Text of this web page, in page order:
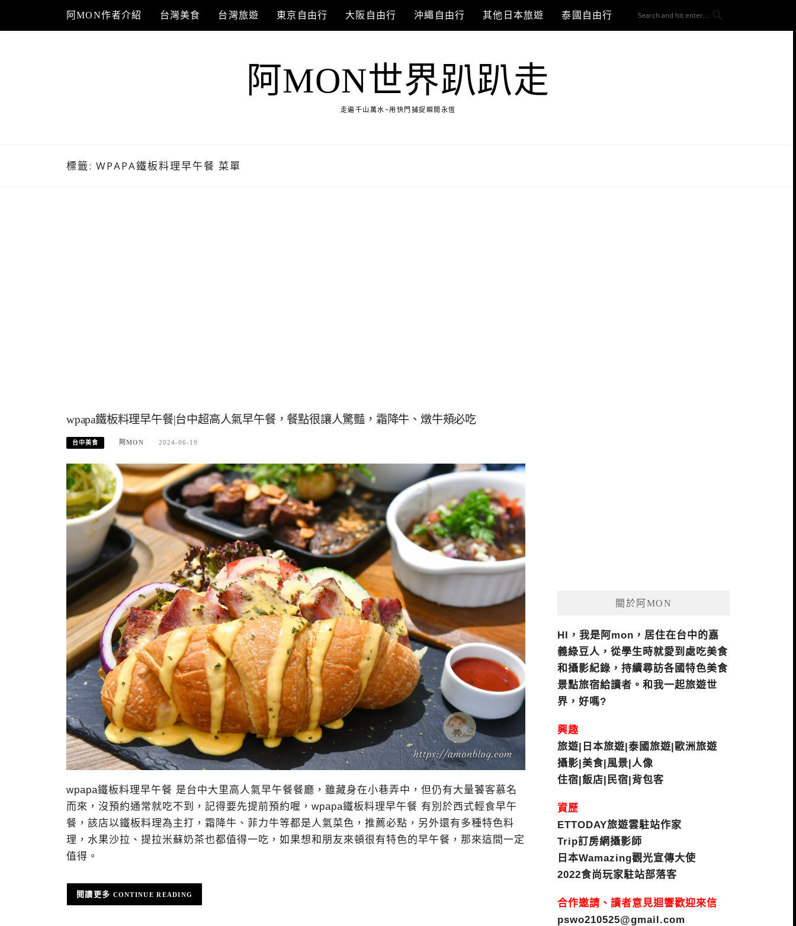
content
阿MON作者介紹 台灣美食 台灣旅遊 東京自由行 大阪自由行 沖繩自由行 其他日本旅遊 泰國自由行
阿MON世界趴趴走
走遍千山萬水~用快門捕捉瞬間永恆
標籤: WPAPA鐵板料理早午餐 菜單
wpapa鐵板料理早午餐|台中超高人氣早午餐，餐點很讓人驚豔，霜降牛、燉牛頰必吃
台中美食 阿MON 2024-06-19
wpapa鐵板料理早午餐 是台中大里高人氣早午餐餐廳，雖藏身在小巷弄中，但仍有大量饕客慕名
而來，沒預約通常就吃不到，記得要先提前預約喔，wpapa鐵板料理早午餐 有別於西式輕食早午
餐，該店以鐵板料理為主打，霜降牛、菲力牛等都是人氣菜色，推薦必點，另外還有多種特色料
理，水果沙拉、提拉米蘇奶茶也都值得一吃，如果想和朋友來頓很有特色的早午餐，那來這間一定
值得。
CONTINUE READING
關於阿MON
HI，我是阿mon，居住在台中的嘉
義綠豆人，從學生時就愛到處吃美食
和攝影紀錄，持續尋訪各國特色美食
景點旅宿給讀者。和我一起旅遊世
界，好嗎?
興趣
旅遊|日本旅遊|泰國旅遊|歐洲旅遊
攝影|美食|風景|人像
住宿|飯店|民宿|背包客
資歷
ETTODAY旅遊雲駐站作家
Trip訂房網攝影師
日本Wamazing觀光宣傳大使
2022食尚玩家駐站部落客
合作邀請、讀者意見迴響歡迎來信
pswo210525@gmail.com